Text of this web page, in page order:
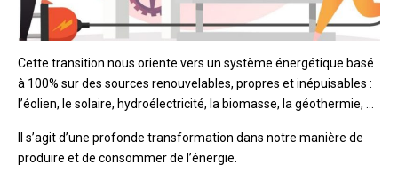
Cette transition nous oriente vers un système énergétique basé
à 100% sur des sources renouvelables, propres et inépuisables :
l’éolien, le solaire, hydroélectricité, la biomasse, la géothermie, …
Il s’agit d’une profonde transformation dans notre manière de
produire et de consommer de l’énergie.